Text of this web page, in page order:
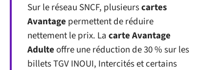
Sur le réseau SNCF, plusieurscartes
Avantage permettent de réduire
nettement le prix. Lacarte Avantage
Adulte offre une réduction de 30 % sur les
billets TGV INOUI, Intercités et certains